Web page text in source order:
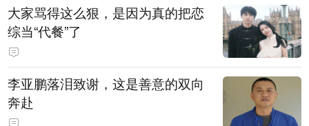
大家骂得这么狠，是因为真的把恋
综当“代餐”了
李亚鹏落泪致谢，这是善意的双向
奔赴